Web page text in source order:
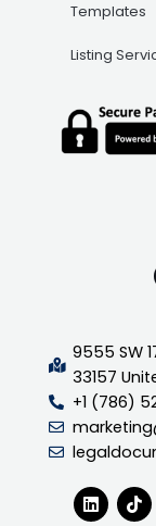
Templates
Listing
9555 SW
33157
+1 (786)
L
i
T
i